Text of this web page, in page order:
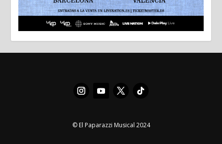
© El Paparazzi Musical 2024